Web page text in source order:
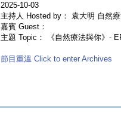
2025-10-03
主持人 Hosted by： 袁大明 自然
嘉賓 Guest：
主題 Topic： 《自然療法與你》-
節目重溫 Click to enter Archives